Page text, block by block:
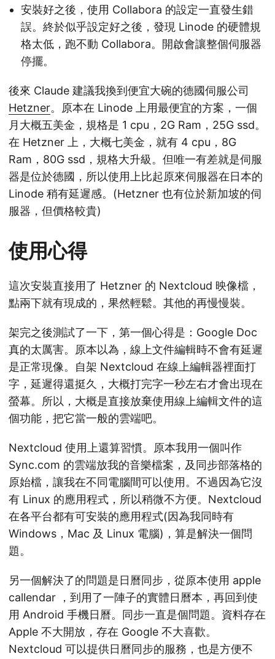
安裝好之後，使用 Collabora 的設定一直發生錯
誤。終於似乎設定好之後，發現 Linode 的硬體規
格太低，跑不動 Collabora。開啟會讓整個伺服器
停擺。
後來 Claude 建議我換到便宜大碗的德國伺服公司
Hetzner。原本在 Linode 上用最便宜的方案，一個
月大概五美金，規格是 1 cpu，2G Ram，25G ssd。
在 Hetzner 上，大概七美金，就有 4 cpu，8G
Ram，80G ssd，規格大升級。但唯一有差就是伺服
器是位於德國，所以使用上比起原來伺服器在日本的
Linode 稍有延遲感。(Hetzner 也有位於新加坡的伺
服器，但價格較貴)
使用心得
這次安裝直接用了 Hetzner 的 Nextcloud 映像檔，
點兩下就有現成的，果然輕鬆。其他的再慢慢裝。
架完之後測試了一下，第一個心得是：Google Doc
真的太厲害。原本以為，線上文件編輯時不會有延遲
是正常現像。自架 Nextcloud 在線上編輯器裡面打
字，延遲得還挺久，大概打完字一秒左右才會出現在
螢幕。所以，大概是直接放棄使用線上編輯文件的這
個功能，把它當一般的雲端吧。
Nextcloud 使用上還算習慣。原本我用一個叫作
Sync.com 的雲端放我的音樂檔案，及同步部落格的
原始檔，讓我在不同電腦間可以使用。不過因為它沒
有 Linux 的應用程式，所以稍微不方便。Nextcloud
在各平台都有可安裝的應用程式(因為我同時有
Windows，Mac 及 Linux 電腦)，算是解決一個問
題。
另一個解決了的問題是日曆同步，從原本使用 apple
callendar ，到用了一陣子的實體日曆本，再回到使
用 Android 手機日曆。同步一直是個問題。資料存在
Apple 不大開放，存在 Google 不大喜歡。
Nextcloud 可以提供日曆同步的服務，也是方便不